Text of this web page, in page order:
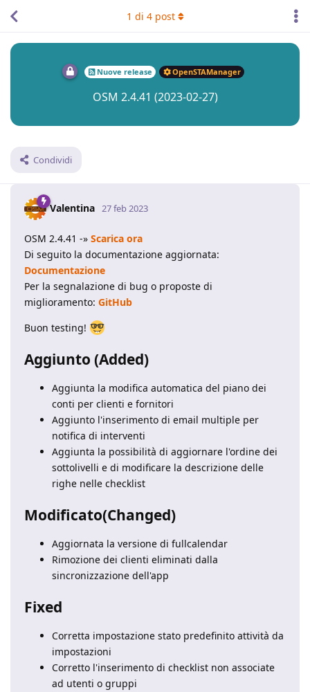
Nuove release OpenSTAManager
OSM 2.4.41 (2023-02-27)
Condividi
1 di 4post
Valentina 27 feb 2023
OSM 2.4.41 -» Scarica ora
Di seguito la documentazione aggiornata:
Documentazione
Per la segnalazione di bug o proposte di
miglioramento: GitHub
Buon testing!
Aggiunto (Added)
Aggiunta la modifica automatica del piano dei
conti per clienti e fornitori
Aggiunto l'inserimento di email multiple per
notifica di interventi
Aggiunta la possibilità di aggiornare l'ordine dei
sottolivelli e di modificare la descrizione delle
righe nelle checklist
Modificato(Changed)
Aggiornata la versione di fullcalendar
Rimozione dei clienti eliminati dalla
sincronizzazione dell'app
Fixed
Corretta impostazione stato predefinito attività da
impostazioni
Corretto l'inserimento di checklist non associate
ad utenti o gruppi